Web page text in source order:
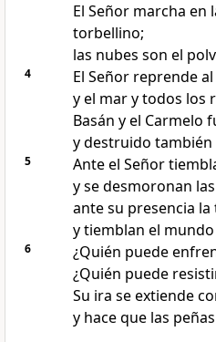
El Señor marcha en
torbellino;
las nubes son el
4
El Señor reprende al
y el mar y todos los
Basán y el Carmelo
y destruido
5
Ante el Señor
y se desmoronan
ante su presencia
y tiemblan el
6
¿Quién puede
¿Quién puede
Su ira se extiende
y hace que las